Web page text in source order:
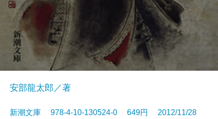
安部龍太郎／著
新潮文庫 978-4-10-130524-0 649円 2012/11/28